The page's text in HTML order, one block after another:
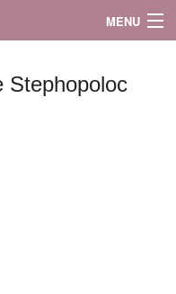
MENU
Stephopoloc